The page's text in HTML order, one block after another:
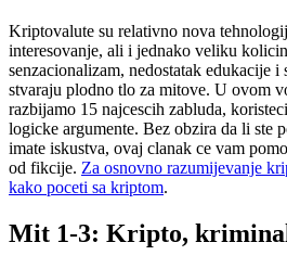
Kriptovalute su relativno nova
interesovanje, ali i jednako veliku
senzacionalizam, nedostatak edukacije i
stvaraju plodno tlo za mitove. U ovom
razbijamo 15 najcescih zabluda,
logicke argumente. Bez obzira da li ste
imate iskustva, ovaj clanak ce vam
od fikcije. Za osnovno razumijevanje
kako poceti sa kriptom.
Mit 1-3: Kripto,